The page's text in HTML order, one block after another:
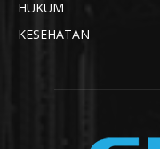
HUKUM
KESEHATAN